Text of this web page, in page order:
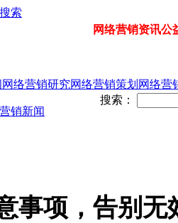
搜索
网络营销资讯公
网络营销研究网络营销策划 网络营
销新闻
搜索：
事项，告别无